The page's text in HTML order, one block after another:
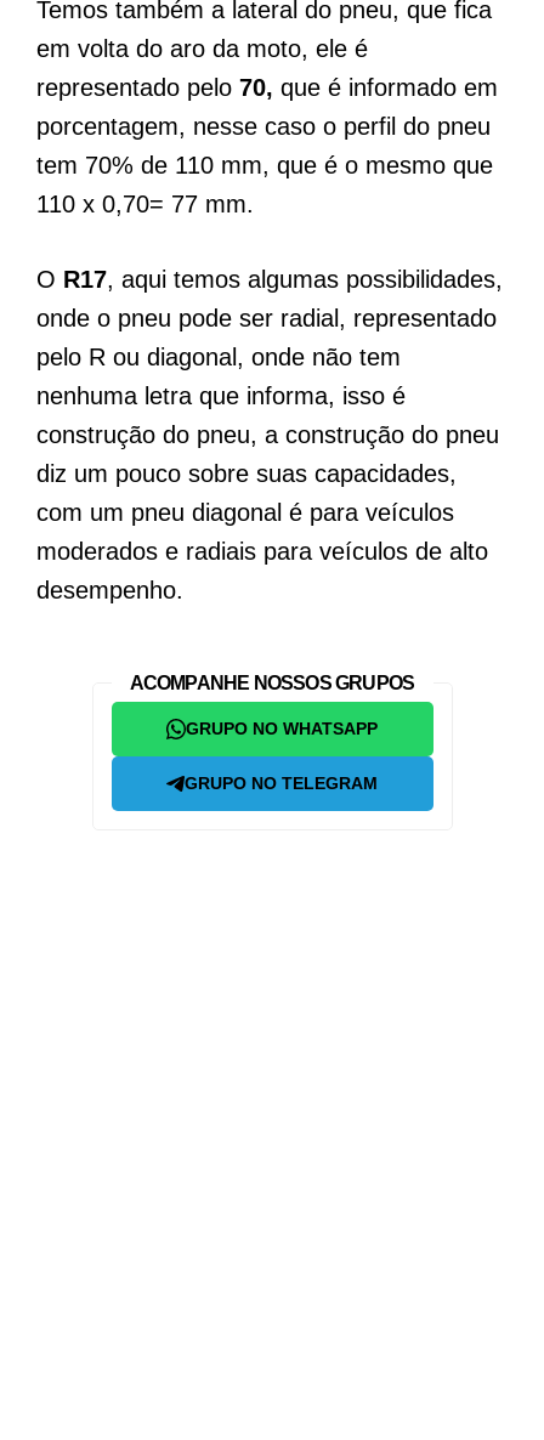
Temos também a lateral do pneu, que fica
em volta do aro da moto, ele é
representado pelo 70, que é informado em
porcentagem, nesse caso o perfil do pneu
tem 70% de 110 mm, que é o mesmo que
110 x 0,70= 77 mm.
O R17, aqui temos algumas possibilidades,
onde o pneu pode ser radial, representado
pelo R ou diagonal, onde não tem
nenhuma letra que informa, isso é
construção do pneu, a construção do pneu
diz um pouco sobre suas capacidades,
com um pneu diagonal é para veículos
moderados e radiais para veículos de alto
desempenho.
ACOMPANHE NOSSOS GRUPOS
GRUPO NO WHATSAPP
GRUPO NO TELEGRAM